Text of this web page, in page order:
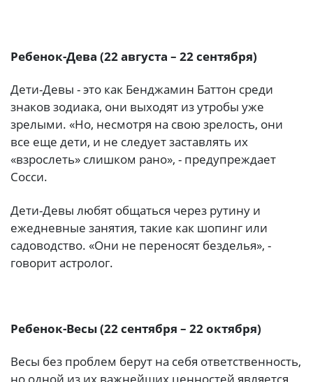
Ребенок-Дева (22 августа – 22 сентября)
Дети-Девы - это как Бенджамин Баттон среди
знаков зодиака, они выходят из утробы уже
зрелыми. «Но, несмотря на свою зрелость, они
все еще дети, и не следует заставлять их
«взрослеть» слишком рано», - предупреждает
Сосси.
Дети-Девы любят общаться через рутину и
ежедневные занятия, такие как шопинг или
садоводство. «Они не переносят безделья», -
говорит астролог.
Ребенок-Весы (22 сентября – 22 октября)
Весы без проблем берут на себя ответственность,
но одной из их важнейших ценностей является